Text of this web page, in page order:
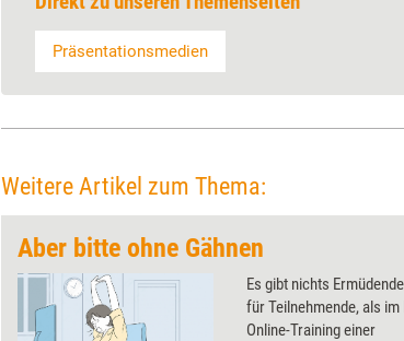
Präsentationsmedien
Weitere Artikel zum Thema:
Aber bitte ohne Gähnen
Es gibt nichts
für Teilnehmende, als im
Online-Training einer